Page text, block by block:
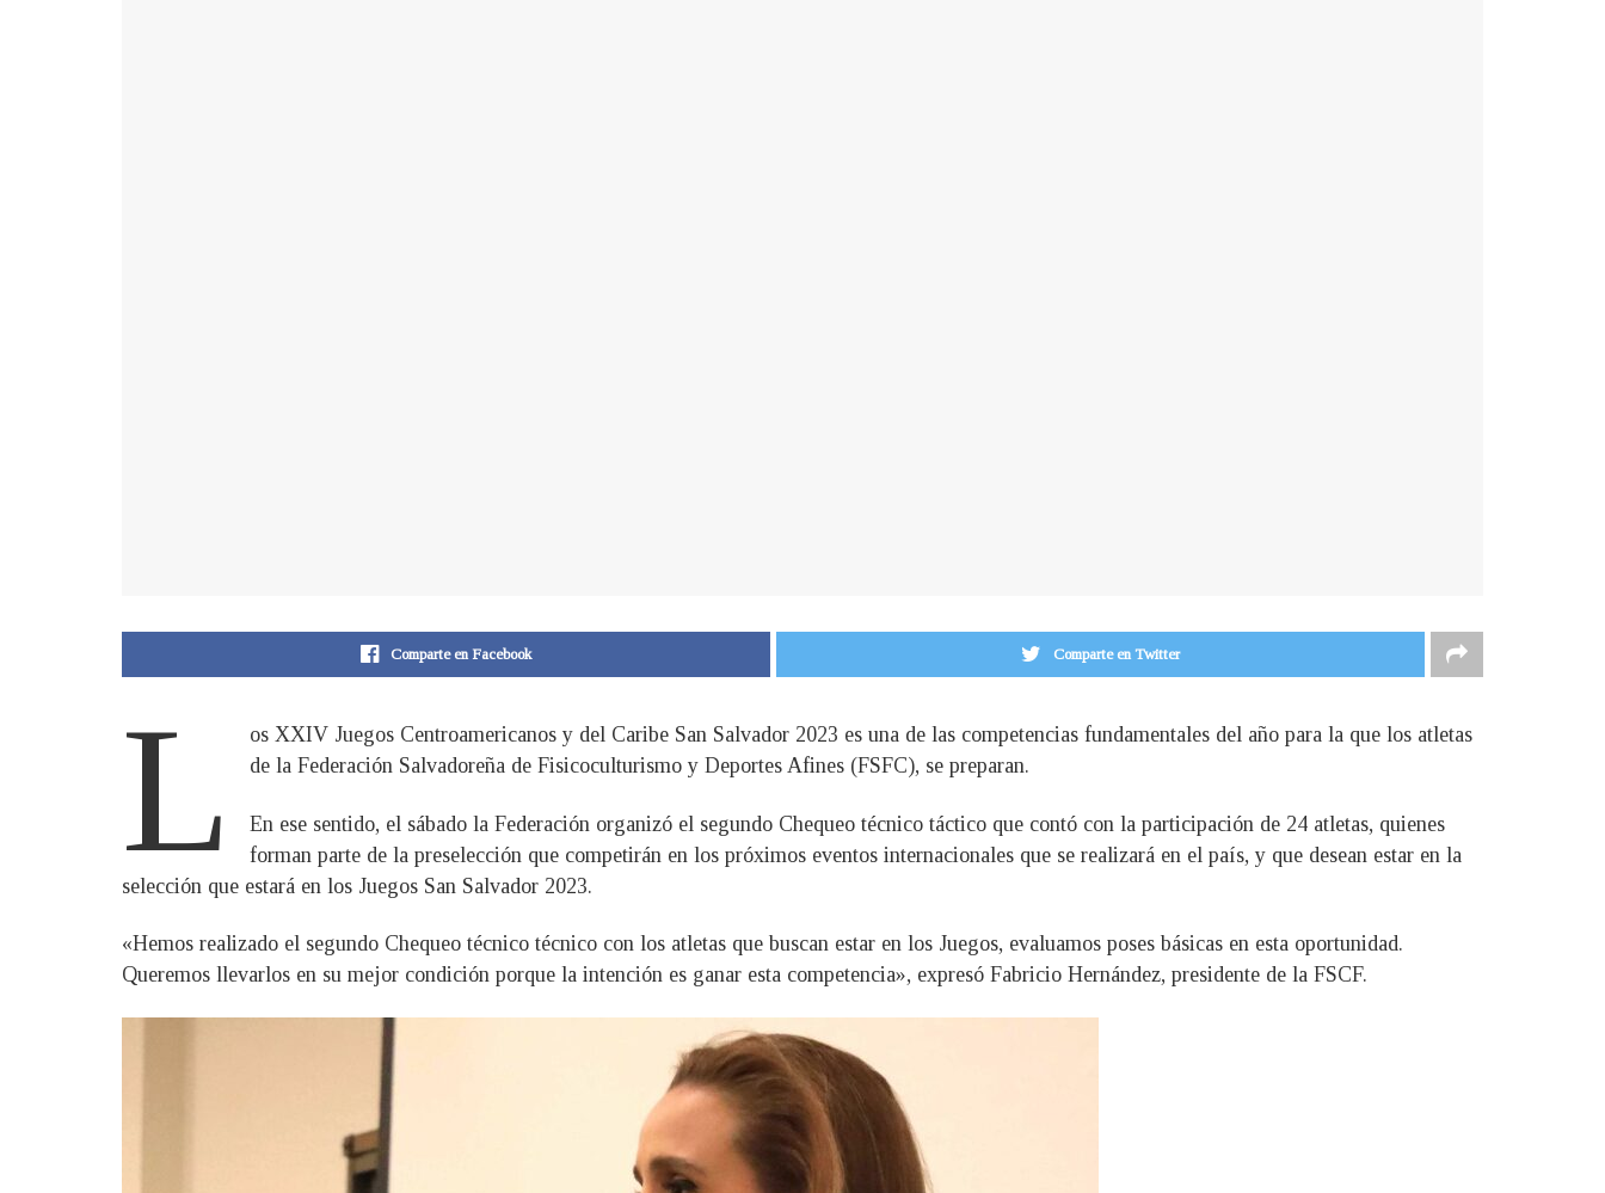
Comparte en Facebook Comparte en Twitter
L
os XXIV Juegos Centroamericanos y del Caribe San Salvador 2023 es una de las competencias fundamentales del año para la que los atletas
de la Federación Salvadoreña de Fisicoculturismo y Deportes Afines (FSFC), se preparan.
En ese sentido, el sábado la Federación organizó el segundo Chequeo técnico táctico que contó con la participación de 24 atletas, quienes
forman parte de la preselección que competirán en los próximos eventos internacionales que se realizará en el país, y que desean estar en la
selección que estará en los Juegos San Salvador 2023.
«Hemos realizado el segundo Chequeo técnico técnico con los atletas que buscan estar en los Juegos, evaluamos poses básicas en esta oportunidad.
Queremos llevarlos en su mejor condición porque la intención es ganar esta competencia», expresó Fabricio Hernández, presidente de la FSCF.